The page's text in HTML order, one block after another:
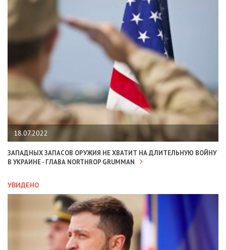
18.07.2022
ЗАПАДНЫХ ЗАПАСОВ ОРУЖИЯ НЕ ХВАТИТ НА ДЛИТЕЛЬНУЮ ВОЙНУ
В УКРАИНЕ - ГЛАВА NORTHROP GRUMMAN
УВИДЕНО